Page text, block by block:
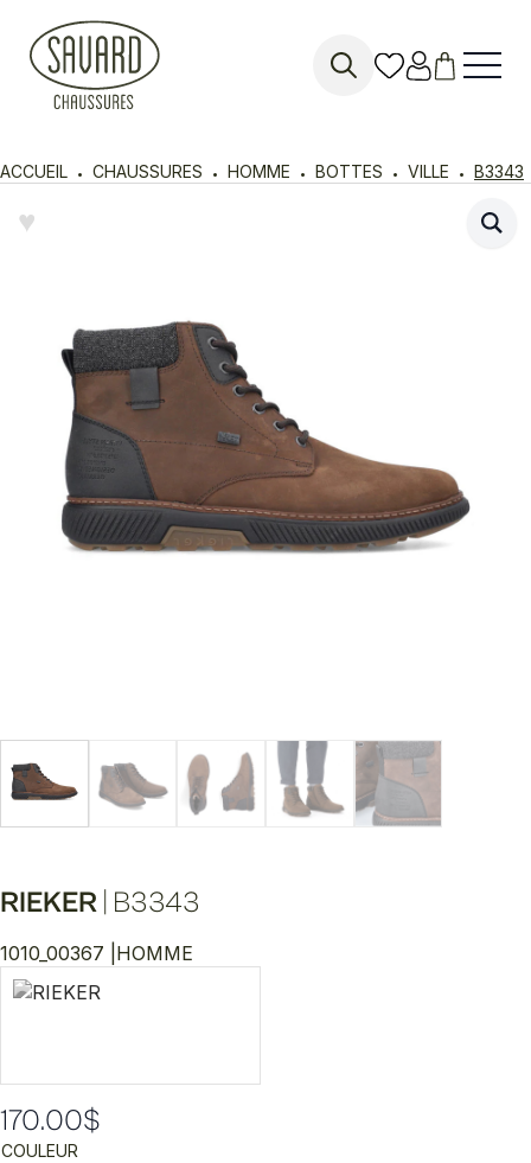
ACCUEIL CHAUSSURES HOMME BOTTES VILLE B3343
♥︎
RIEKER B3343
1010_00367 | HOMME
170.00$
COULEUR